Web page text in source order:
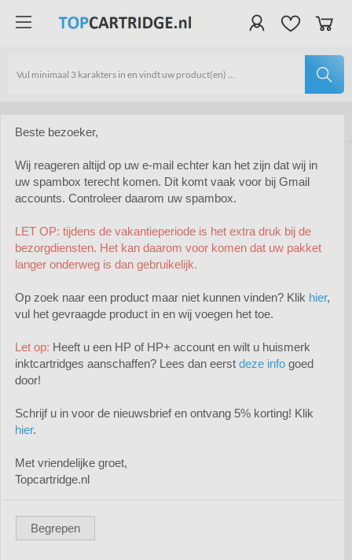
Inktcartridges HP inktcartridges HP 21
HP 21
Huismerk HP 21XL (C9351CE) zwart

€ 13,50
Prijs per stuk
Bekijk
Huismerk HP 22XL (C9352CE) kleur
Beste bezoeker,
Wij reageren altijd op uw e-mail echter kan het zijn dat wij in
uw spambox terecht komen. Dit komt vaak voor bij Gmail
accounts. Controleer daarom uw spambox.
LET OP: tijdens de vakantieperiode is het extra druk bij de
bezorgdiensten. Het kan daarom voor komen dat uw pakket
langer onderweg is dan gebruikelijk.
Op zoek naar een product maar niet kunnen vinden? Klik hier,
vul het gevraagde product in en wij voegen het toe.
Let op: Heeft u een HP of HP+ account en wilt u huismerk
inktcartridges aanschaffen? Lees dan eerst deze info goed
door!
Schrijf u in voor de nieuwsbrief en ontvang 5% korting! Klik
hier.
Met vriendelijke groet,
Topcartridge.nl
Begrepen